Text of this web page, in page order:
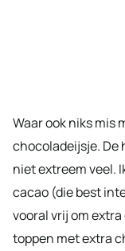
Waar ook niks mis
chocoladeijsje. De
niet extreem veel.
cacao (die best
vooral vrij om
toppen met extra